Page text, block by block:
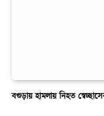
বগুড়ায় হামলায় নিহত